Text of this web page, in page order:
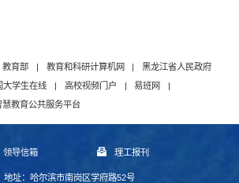
教育部 | 教育和科研计算机网 |
黑龙江省人民政府
大学生在线 | 高校视频门户 | 易班网
|
慧教育公共服务平台
领导信箱 理工报刊
地址：哈尔滨市南岗区学府路52号